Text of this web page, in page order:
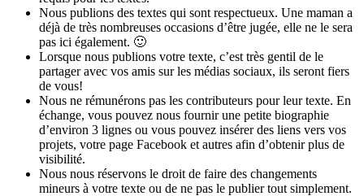
Nous publions des textes qui sont respectueux. Une maman a
déjà de très nombreuses occasions d’être jugée, elle ne le sera
pas ici également. 🙂
Lorsque nous publions votre texte, c’est très gentil de le
partager avec vos amis sur les médias sociaux, ils seront fiers
de vous!
Nous ne rémunérons pas les contributeurs pour leur texte. En
échange, vous pouvez nous fournir une petite biographie
d’environ 3 lignes ou vous pouvez insérer des liens vers vos
projets, votre page Facebook et autres afin d’obtenir plus de
visibilité.
Nous nous réservons le droit de faire des changements
mineurs à votre texte ou de ne pas le publier tout simplement.